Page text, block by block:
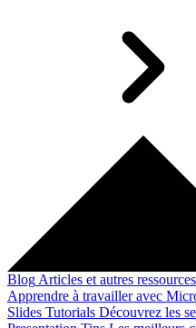
Blog Articles et autres ressources
Apprendre à travailler avec
Slides Tutorials Découvrez les